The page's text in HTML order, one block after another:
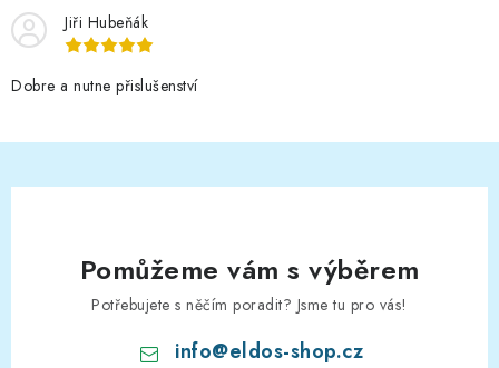
Jiři Hubeňák
Dobre a nutne přislušenství
Pomůžeme vám s výběrem
Potřebujete s něčím poradit? Jsme tu pro vás!
info@eldos-shop.cz